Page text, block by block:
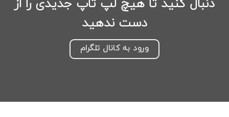
دنبال کنید تا هیچ لپ تاپ جدیدی را از
دست ندهید
ورود به کانال تلگرام